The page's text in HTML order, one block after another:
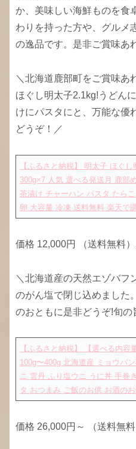
か、美味しい海鮮ものを食
わりを持った方や、グルメ
の逸品です。是非ご賞味あ
＼北海道鹿部町をご賞味あ
ほぐし明太子2.1kg!うどん
けにパスタにと、万能な優
どうぞ！／
【ふるさと納税】 明太子 ほぐ
300g×7 人気 選べる発送月 鹿部
茶漬け チャーハン パスタ たら
卵 大容量 冷凍 送料無料 楽天で
価格 12,000円 （送料無料）
＼北海道産の天然エゾバフ
のがん塩で閉じ込めました
のおともに是非どうぞ!旬の
【ふるさと納税】 【選べる内
100g〜400g 北海道産 ミョウバ
ニ 雲丹 ふり塩ウニ うに丼 手巻
タ おつまみ ご飯のお供 お酒の
価格 26,000円～ （送料無料